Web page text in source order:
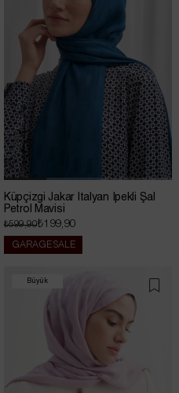
Küpçizgi Jakar İtalyan İpekli Şal
Petrol Mavisi
₺199,90
₺599,90
GARAGE SALE
Büyük